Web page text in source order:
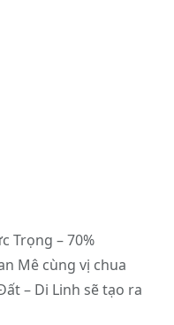
Trọng – 70%
Mê cùng vị chua
– Di Linh sẽ tạo ra